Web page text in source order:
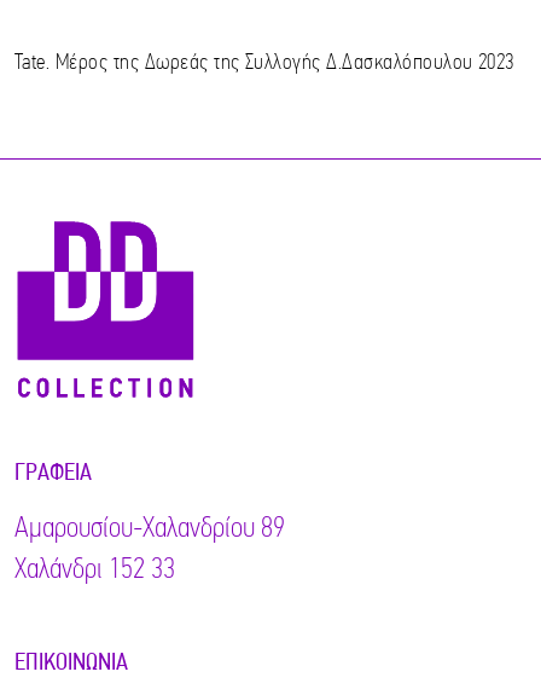
Tate. Μέρος της Δωρεάς της Συλλογής Δ.Δασκαλόπουλου 2023
ΓΡΑΦΕΊΑ
Αμαρουσίου-Χαλανδρίου 89
Χαλάνδρι 152 33
ΕΠΙΚΟΙΝΩΝΊΑ